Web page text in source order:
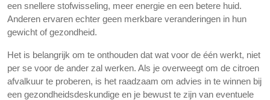
een snellere stofwisseling, meer energie en een betere huid.
Anderen ervaren echter geen merkbare veranderingen in hun
gewicht of gezondheid.
Het is belangrijk om te onthouden dat wat voor de één werkt, niet
per se voor de ander zal werken. Als je overweegt om de citroen
afvalkuur te proberen, is het raadzaam om advies in te winnen bij
een gezondheidsdeskundige en je bewust te zijn van eventuele